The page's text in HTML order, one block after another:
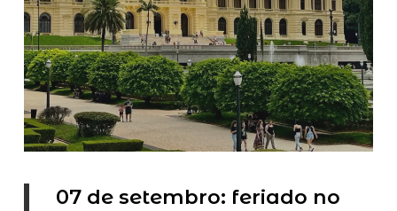
07 de setembro: feriado no